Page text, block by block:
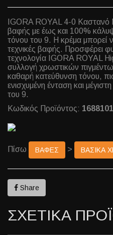
IGORA ROYAL 4-0 Καστανό
βαφής με έως και 100%
τόνου του 9. Η κρέμα μπορεί
τεχνικές βαφής. Προσφέρει
τεχνολογία IGORA ROYAL
συλλογή χρωστικών
καθαρή κατεύθυνση τόνου,
ενισχυμένη ένταση και
του 9.
Κωδικός Προϊόντος: 1688101
Πίσω ΒΑΦΕΣ > ΒΑΣΙΚΑ
Share
ΣΧΕΤΙΚΑ